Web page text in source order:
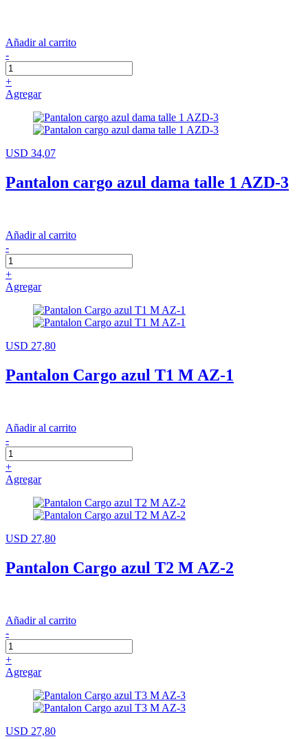
Añadir al carrito
-
+
Agregar
USD 34,07
Pantalon cargo azul dama talle 1 AZD-3
Añadir al carrito
-
+
Agregar
USD 27,80
Pantalon Cargo azul T1 M AZ-1
Añadir al carrito
-
+
Agregar
USD 27,80
Pantalon Cargo azul T2 M AZ-2
Añadir al carrito
-
+
Agregar
USD 27,80